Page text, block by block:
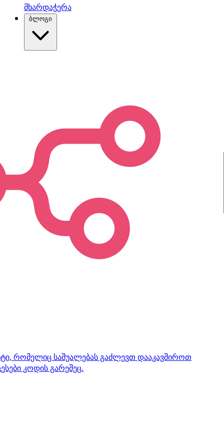
მხარდაჭერა
რომელიც საშუალებას გაძლევთ დააკავშიროთ
კოდის გარეშეც.